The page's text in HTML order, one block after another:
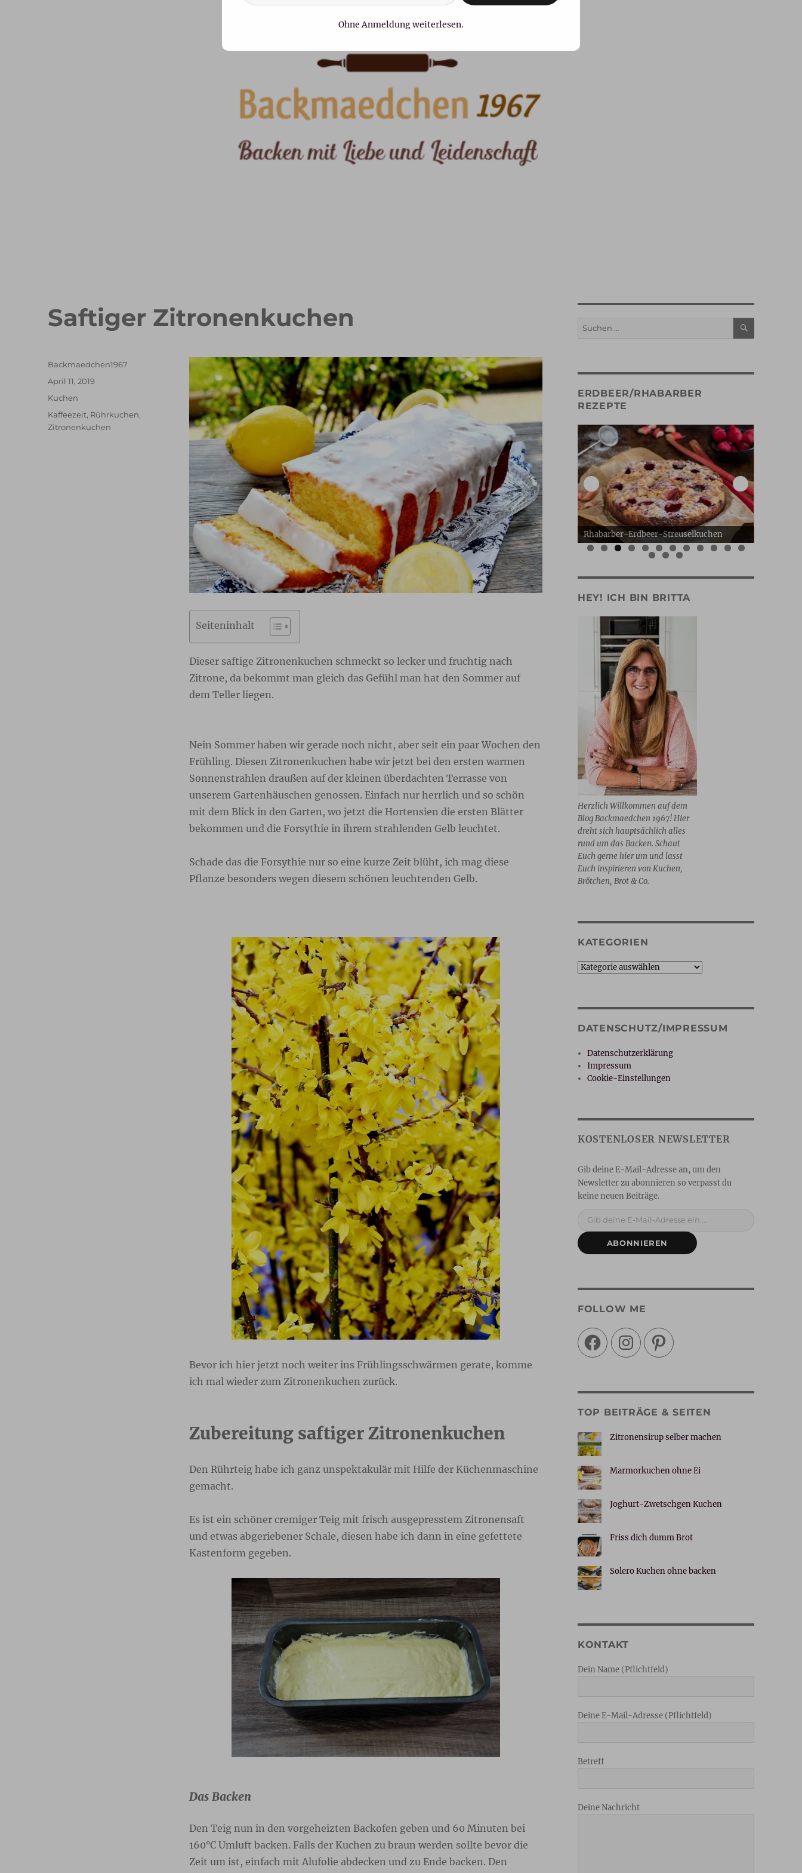
Saftiger Zitronenkuchen
Seiteninhalt
Dieser saftige Zitronenkuchen schmeckt so lecker und fruchtig nach
Zitrone, da bekommt man gleich das Gefühl man hat den Sommer auf
dem Teller liegen.
Nein Sommer haben wir gerade noch nicht, aber seit ein paar Wochen den
Frühling. Diesen Zitronenkuchen habe wir jetzt bei den ersten warmen
Sonnenstrahlen draußen auf der kleinen überdachten Terrasse von
unserem Gartenhäuschen genossen. Einfach nur herrlich und so schön
mit dem Blick in den Garten, wo jetzt die Hortensien die ersten Blätter
bekommen und die Forsythie in ihrem strahlenden Gelb leuchtet.
Schade das die Forsythie nur so eine kurze Zeit blüht, ich mag diese
Pflanze besonders wegen diesem schönen leuchtenden Gelb.
Bevor ich hier jetzt noch weiter ins Frühlingsschwärmen gerate, komme
ich mal wieder zum Zitronenkuchen zurück.
Zubereitung saftiger Zitronenkuchen
Den Rührteig habe ich ganz unspektakulär mit Hilfe der Küchenmaschine
gemacht.
Es ist ein schöner cremiger Teig mit frisch ausgepresstem Zitronensaft
und etwas abgeriebener Schale, diesen habe ich dann in eine gefettete
Kastenform gegeben.
Das Backen
Den Teig nun in den vorgeheizten Backofen geben und 60 Minuten bei
160°C Umluft backen. Falls der Kuchen zu braun werden sollte bevor die
Zeit um ist, einfach mit Alufolie abdecken und zu Ende backen. Den
Autor
Backmaedchen1967
Veröffentlicht
April 11, 2019
Kategorien
Kuchen
Schlagwörter
Kaffeezeit, Rührkuchen,
Zitronenkuchen
Suche
SUCHEN
ERDBEER/RHABARBER
REZEPTE
schneller Waffelkuchen mit Erdbeeren Erdbeer Tiramisu Torte Rhabarber-Erdbeer-Streuselkuchen
0
1 2
3 4 5
HEY! ICH BIN BRITTA
Herzlich Willkommen auf dem
Blog Backmaedchen 1967! Hier
dreht sich hauptsächlich alles
rund um das Backen. Schaut
Euch gerne hier um und lasst
Euch inspirieren von Kuchen,
Brötchen, Brot & Co.
KATEGORIEN
Kategorien
DATENSCHUTZ/IMPRESSUM
Datenschutzerklärung
Impressum
Cookie-Einstellungen
ABONNIEREN
FOLLOW ME
FacebookInstagramPinterest
TOP BEITRÄGE & SEITEN
Zitronensirup selber machen
Marmorkuchen ohne Ei
Joghurt-Zwetschgen Kuchen
Friss dich dumm Brot
Solero Kuchen ohne backen
KONTAKT
Dein Name (Pflichtfeld)
Deine E-Mail-Adresse (Pflichtfeld)
Betreff
Deine Nachricht
Ohne Anmeldung weiterlesen.